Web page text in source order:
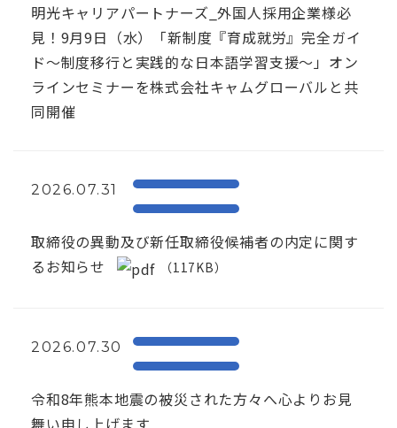
明光キャリアパートナーズ_外国人採用企業様必
見！9月9日（水）「新制度『育成就労』完全ガイ
ド～制度移行と実践的な日本語学習支援～」オン
ラインセミナーを株式会社キャムグローバルと共
同開催
2026.07.31
取締役の異動及び新任取締役候補者の内定に関す
るお知らせ
（117KB）
2026.07.30
令和8年熊本地震の被災された方々へ心よりお見
舞い申し上げます